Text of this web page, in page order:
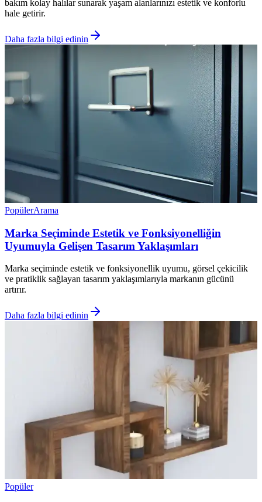
bakım kolay halılar sunarak yaşam alanlarınızı estetik ve konforlu
hale getirir.
Daha fazla bilgi edinin
PopülerArama
Marka Seçiminde Estetik ve Fonksiyonelliğin
Uyumuyla Gelişen Tasarım Yaklaşımları
Marka seçiminde estetik ve fonksiyonellik uyumu, görsel çekicilik
ve pratiklik sağlayan tasarım yaklaşımlarıyla markanın gücünü
artırır.
Daha fazla bilgi edinin
Popüler